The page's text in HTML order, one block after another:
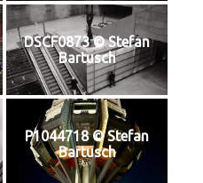
DSCF0873 © Stefan
Bartusch
P1044718 © Stefan
Bartusch